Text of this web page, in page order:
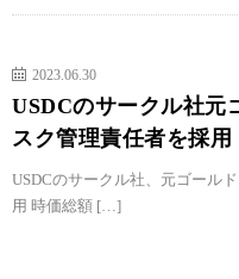
2023.06.30
USDCのサークル社元
スク管理責任者を採用
USDCのサークル社、元ゴール
用 時価総額 […]